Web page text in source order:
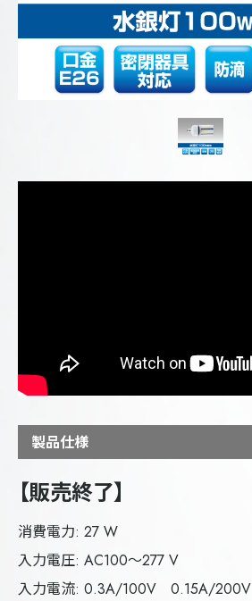
製品仕様
【販売終了】
消費電力: 27 W
入力電圧: AC100～277 V
入力電流: 0.3A/100V 0.15A/200V